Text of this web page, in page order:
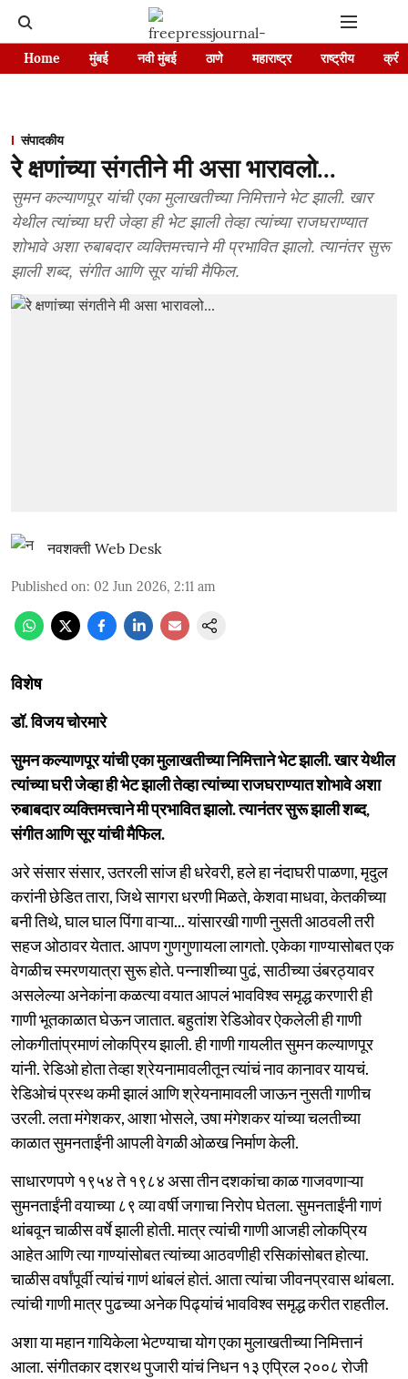
Home मुंबई नवी मुंबई ठाणे महाराष्ट्र राष्ट्रीय
संपादकीय
रे क्षणांच्या संगतीने मी असा भारावलो...
सुमन कल्याणपूर यांची एका मुलाखतीच्या निमित्ताने भेट झाली. खार
येथील त्यांच्या घरी जेव्हा ही भेट झाली तेव्हा त्यांच्या राजघराण्यात
शोभावे अशा रुबाबदार व्यक्तिमत्त्वाने मी प्रभावित झालो. त्यानंतर सुरू
झाली शब्द, संगीत आणि सूर यांची मैफिल.
नवशक्ती Web Desk
Published on: 02 Jun 2026, 2:11 am
विशेष
डॉ. विजय चोरमारे
सुमन कल्याणपूर यांची एका मुलाखतीच्या निमित्ताने भेट झाली. खार येथील
त्यांच्या घरी जेव्हा ही भेट झाली तेव्हा त्यांच्या राजघराण्यात शोभावे अशा
रुबाबदार व्यक्तिमत्त्वाने मी प्रभावित झालो. त्यानंतर सुरू झाली शब्द,
संगीत आणि सूर यांची मैफिल.
अरे संसार संसार, उतरली सांज ही धरेवरी, हले हा नंदाघरी पाळणा, मृदुल
करांनी छेडित तारा, जिथे सागरा धरणी मिळते, केशवा माधवा, केतकीच्या
बनी तिथे, घाल घाल पिंगा वाऱ्या... यांसारखी गाणी नुसती आठवली तरी
सहज ओठावर येतात. आपण गुणगुणायला लागतो. एकेका गाण्यासोबत एक
वेगळीच स्मरणयात्रा सुरू होते. पन्नाशीच्या पुढं, साठीच्या उंबरठ्यावर
असलेल्या अनेकांना कळत्या वयात आपलं भावविश्व समृद्ध करणारी ही
गाणी भूतकाळात घेऊन जातात. बहुतांश रेडिओवर ऐकलेली ही गाणी
लोकगीतांप्रमाणं लोकप्रिय झाली. ही गाणी गायलीत सुमन कल्याणपूर
यांनी. रेडिओ होता तेव्हा श्रेयनामावलीतून त्यांचं नाव कानावर यायचं.
रेडिओचं प्रस्थ कमी झालं आणि श्रेयनामावली जाऊन नुसती गाणीच
उरली. लता मंगेशकर, आशा भोसले, उषा मंगेशकर यांच्या चलतीच्या
काळात सुमनताईंनी आपली वेगळी ओळख निर्माण केली.
साधारणपणे १९५४ ते १९८४ असा तीन दशकांचा काळ गाजवणाऱ्या
सुमनताईंनी वयाच्या ८९ व्या वर्षी जगाचा निरोप घेतला. सुमनताईंनी गाणं
थांबवून चाळीस वर्षे झाली होती. मात्र त्यांची गाणी आजही लोकप्रिय
आहेत आणि त्या गाण्यांसोबत त्यांच्या आठवणीही रसिकांसोबत होत्या.
चाळीस वर्षांपूर्वी त्यांचं गाणं थांबलं होतं. आता त्यांचा जीवनप्रवास थांबला.
त्यांची गाणी मात्र पुढच्या अनेक पिढ्यांचं भावविश्व समृद्ध करीत राहतील.
अशा या महान गायिकेला भेटण्याचा योग एका मुलाखतीच्या निमित्तानं
आला. संगीतकार दशरथ पुजारी यांचं निधन १३ एप्रिल २००८ रोजी